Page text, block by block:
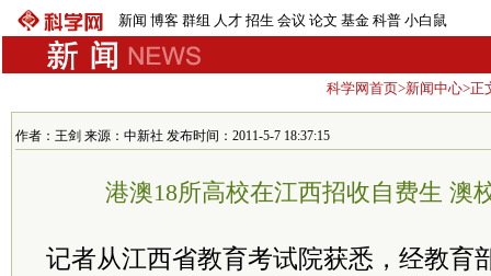
新闻 博客 群组 人才 招生 会议 论文 基金 科普 小白鼠
科学网首页>新闻中心>正
作者：王剑 来源：中新社 发布时间：2011-5-7 18:37:15
港澳18所高校在江西招收自费生 澳
记者从江西省教育考试院获悉，经教育